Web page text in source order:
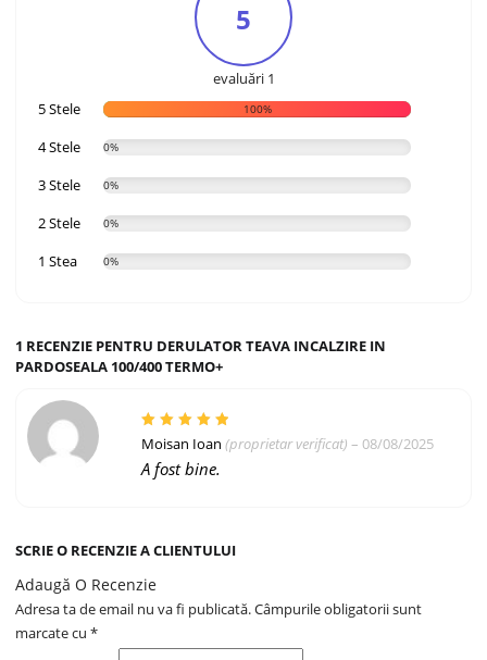
5
evaluări 1
5 Stele
100%
4 Stele 0%
3 Stele 0%
2 Stele 0%
1 Stea 0%
1 RECENZIE PENTRU DERULATOR TEAVA INCALZIRE IN
PARDOSEALA 100/400 TERMO+
Evaluat la
Moisan Ioan(proprietar verificat) – 08/08/2025
A fost bine.
SCRIE O RECENZIE A CLIENTULUI
Adaugă O Recenzie
Adresa ta de email nu va fi publicată.Câmpurile obligatorii sunt
marcate cu*